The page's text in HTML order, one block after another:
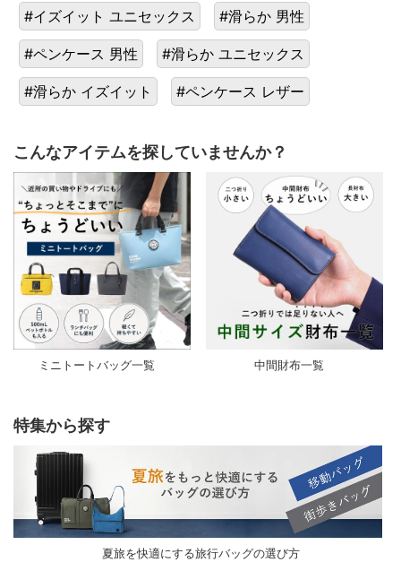
#イズイット ユニセックス #滑らか 男性
#ペンケース 男性 #滑らか ユニセックス
#滑らか イズイット #ペンケース レザー
こんなアイテムを探していませんか？
ミニトートバッグ一覧 中間財布一覧
特集から探す
夏旅を快適にする旅行バッグの選び方